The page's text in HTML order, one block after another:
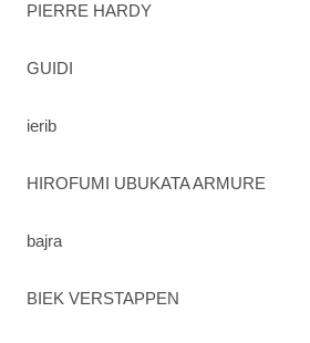
PIERRE HARDY
GUIDI
ierib
HIROFUMI UBUKATA ARMURE
bajra
BIEK VERSTAPPEN